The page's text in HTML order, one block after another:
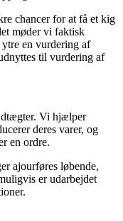
chancer for at få et kig
møder vi faktisk
en vurdering af
til vurdering af
Vi hjælper
deres varer, og
en ordre.
ajourføres løbende,
er udarbejdet